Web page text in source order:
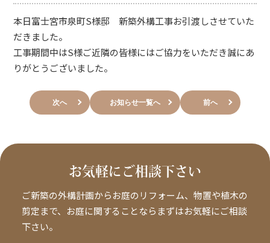
本日富士宮市泉町S様邸 新築外構工事お引渡しさせていた
だきました。
工事期間中はS様ご近隣の皆様にはご協力をいただき誠にあ
りがとうございました。
次へ お知らせ一覧へ 前へ
お気軽にご相談下さい
ご新築の外構計画からお庭のリフォーム、物置や植木の
剪定まで、お庭に関することならまずはお気軽にご相談
下さい。